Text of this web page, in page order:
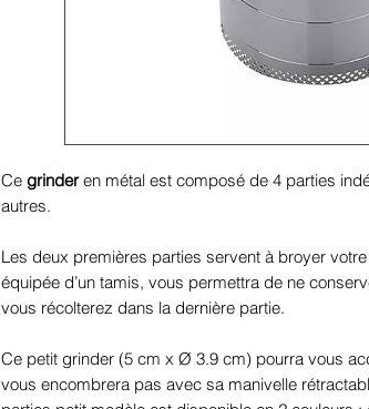
Ce grinderen métal est composé de 4 parties
autres.
Les deux premières parties servent à broyer
équipée d’un tamis, vous permettra de ne
vous récolterez dans la dernière partie.
Ce petit grinder (5 cm x Ø 3.9 cm) pourra vous
vous encombrera pas avec sa manivelle